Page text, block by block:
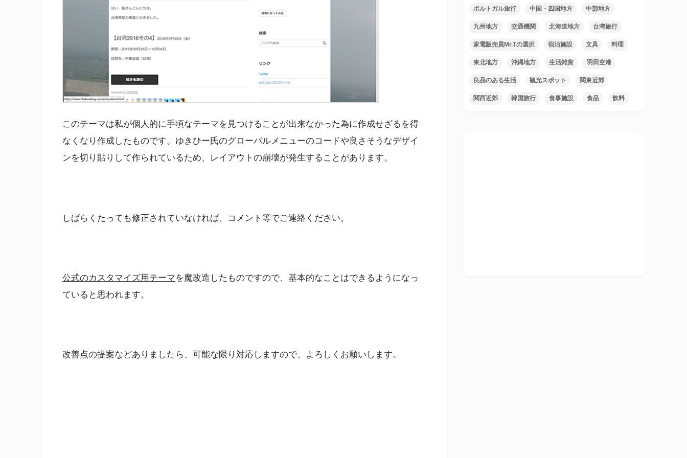
このテーマは私が個人的に手頃なテーマを見つけることが出来なかった為に作成せざるを得
なくなり作成したものです。ゆきひー氏のグローバルメニューのコードや良さそうなデザイ
ンを切り貼りして作られているため、レイアウトの崩壊が発生することがあります。
しばらくたっても修正されていなければ、コメント等でご連絡ください。
公式のカスタマイズ用テーマを魔改造したものですので、基本的なことはできるようになっ
ていると思われます。
改善点の提案などありましたら、可能な限り対応しますので、よろしくお願いします。
ポルトガル旅行 中国・四国地方 中部地方
九州地方 交通機関 北海道地方 台湾旅行
家電販売員Mr.Tの選択 宿泊施設 文具 料理
東北地方 沖縄地方 生活雑貨 羽田空港
良品のある生活 観光スポット 関東近郊
関西近郊 韓国旅行 食事施設 食品 飲料